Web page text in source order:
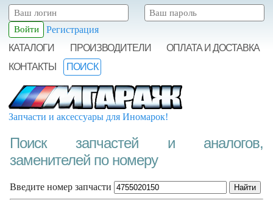
Регистрация
КАТАЛОГИ
ПРОИЗВОДИТЕЛИ
ОПЛАТА И ДОСТАВКА
КОНТАКТЫ
ПОИСК
Запчасти и аксессуары для Иномарок!
Поиск запчастей и аналогов,
заменителей по номеру
Введите номер запчасти